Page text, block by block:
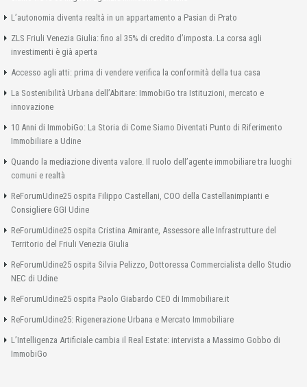
L’autonomia diventa realtà in un appartamento a Pasian di Prato
ZLS Friuli Venezia Giulia: fino al 35% di credito d’imposta. La corsa agli
investimenti è già aperta
Accesso agli atti: prima di vendere verifica la conformità della tua casa
La Sostenibilità Urbana dell’Abitare: ImmobiGo tra Istituzioni, mercato e
innovazione
10 Anni di ImmobiGo: La Storia di Come Siamo Diventati Punto di Riferimento
Immobiliare a Udine
Quando la mediazione diventa valore. Il ruolo dell’agente immobiliare tra luoghi
comuni e realtà
ReForumUdine25 ospita Filippo Castellani, COO della Castellanimpianti e
Consigliere GGI Udine
ReForumUdine25 ospita Cristina Amirante, Assessore alle Infrastrutture del
Territorio del Friuli Venezia Giulia
ReForumUdine25 ospita Silvia Pelizzo, Dottoressa Commercialista dello Studio
NEC di Udine
ReForumUdine25 ospita Paolo Giabardo CEO di Immobiliare.it
ReForumUdine25: Rigenerazione Urbana e Mercato Immobiliare
L’Intelligenza Artificiale cambia il Real Estate: intervista a Massimo Gobbo di
ImmobiGo